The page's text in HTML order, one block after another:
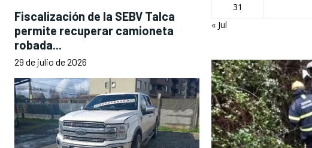
Fiscalización de la SEBV Talca
permite recuperar camioneta
robada...
29 de julio de 2026
31
« Jul